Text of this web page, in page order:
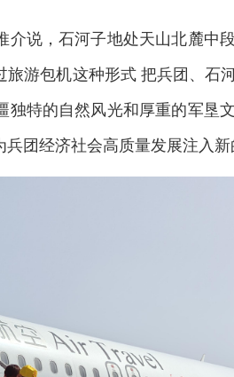
说，石河子地处天山北麓中
游包机这种形式 把兵团、石
特的自然风光和厚重的军垦
团经济社会高质量发展注入新
交通运输